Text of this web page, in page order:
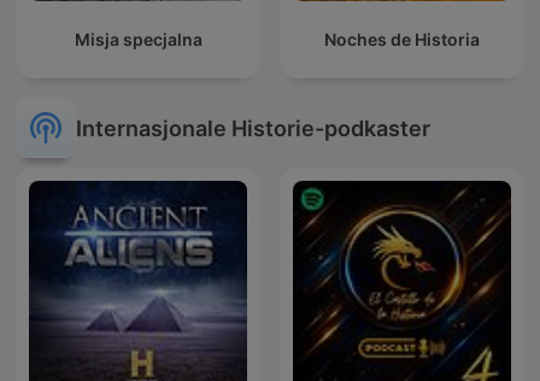
Misja specjalna Noches de Historia
Internasjonale Historie-podkaster